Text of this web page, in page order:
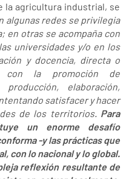
la agricultura industrial, se
algunas redes se privilegia
en otras se acompaña con
universidades y/o en los
y docencia, directa o
con la promoción de
elaboración,
satisfacer y hacer
de los territorios. Para
un enorme desafío
-y las prácticas que
con lo nacional y lo global.
reflexión resultante de